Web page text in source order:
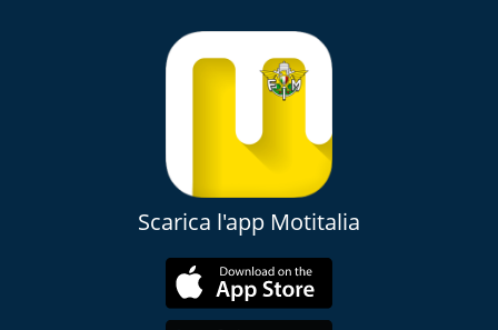
Scarica l'app Motitalia